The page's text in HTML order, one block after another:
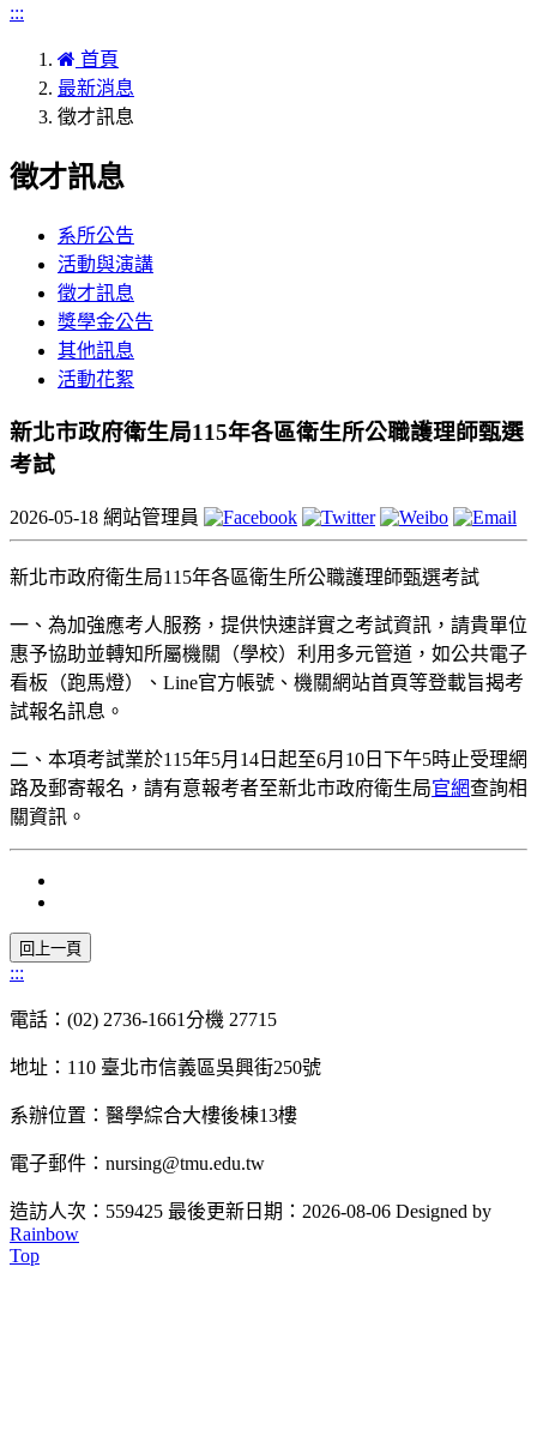
:::
首頁
最新消息
徵才訊息
徵才訊息
系所公告
活動與演講
徵才訊息
獎學金公告
其他訊息
活動花絮
新北市政府衛生局115年各區衛生所公職護理師甄選
考試
2026-05-18 網站管理員
新北市政府衛生局115年各區衛生所公職護理師甄選考試
一、為加強應考人服務，提供快速詳實之考試資訊，請貴單位
惠予協助並轉知所屬機關（學校）利用多元管道，如公共電子
看板（跑馬燈）、Line官方帳號、機關網站首頁等登載旨揭考
試報名訊息。
二、本項考試業於115年5月14日起至6月10日下午5時止受理網
路及郵寄報名，請有意報考者至新北市政府衛生局官網查詢相
關資訊。
:::
電話：(02) 2736-1661分機 27715
地址：110 臺北市信義區吳興街250號
系辦位置：醫學綜合大樓後棟13樓
電子郵件：nursing@tmu.edu.tw
造訪人次：559425 最後更新日期：2026-08-06 Designed by
Rainbow
Top